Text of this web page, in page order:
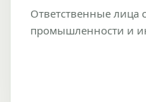
Ответственные лица
промышленности и